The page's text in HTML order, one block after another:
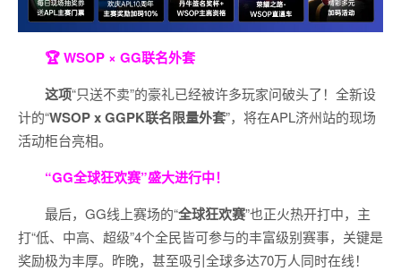
🏆 WSOP × GG联名外套
这项“只送不卖”的豪礼已经被许多玩家问破头了！全新设
计的“WSOP x GGPK联名限量外套”，将在APL济州站的现场
活动柜台亮相。
“GG全球狂欢赛”盛大进行中！
最后，GG线上赛场的“全球狂欢赛”也正火热开打中，主
打“低、中高、超级”4个全民皆可参与的丰富级别赛事，关键是
奖励极为丰厚。 昨晚，甚至吸引全球多达70万人同时在线！